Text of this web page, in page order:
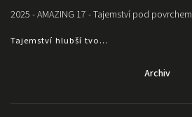
2025 - AMAZING 17 - Tajemství pod povrchem
Tajemství hlubší tvo...
Archiv